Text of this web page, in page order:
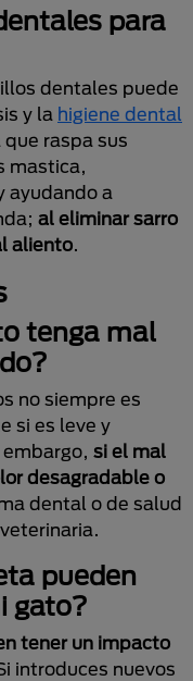
para
dentales puede
y la higiene dental
raspa sus
mastica,
ayudando a
al eliminar sarro
aliento.
tenga mal
no siempre es
si es leve y
si el mal
desagradable o
dental o de salud
pueden
gato?
tener un impacto
introduces nuevos